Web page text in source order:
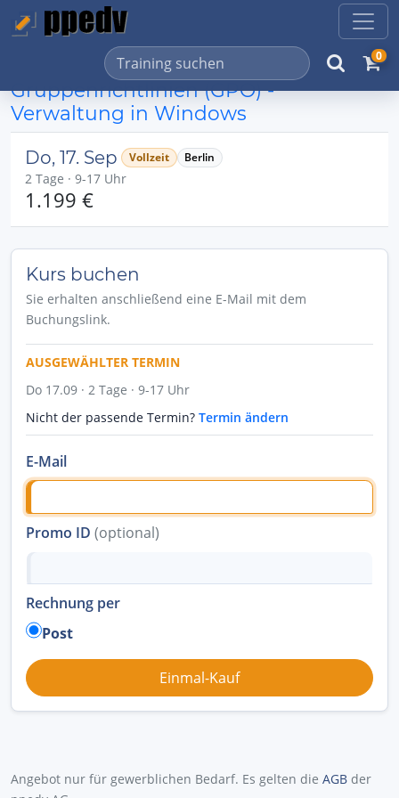
0
Gruppenrichtlinien (GPO) -
Verwaltung in Windows
Do, 17. Sep Vollzeit Berlin
2 Tage · 9-17 Uhr
1.199 €
Kurs buchen
Sie erhalten anschließend eine E-Mail mit dem
Buchungslink.
AUSGEWÄHLTER TERMIN
Do 17.09 · 2 Tage · 9-17 Uhr
Nicht der passende Termin? Termin ändern
E-Mail
Promo ID (optional)
Rechnung per
Post
Angebot nur für gewerblichen Bedarf. Es gelten die AGB der